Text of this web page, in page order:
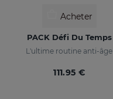
Acheter
PACK Défi Du Temps
L'ultime routine anti-âge
111.95 €